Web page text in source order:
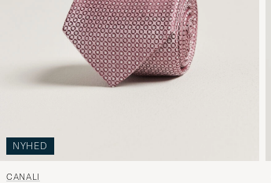
NYHED
CANALI